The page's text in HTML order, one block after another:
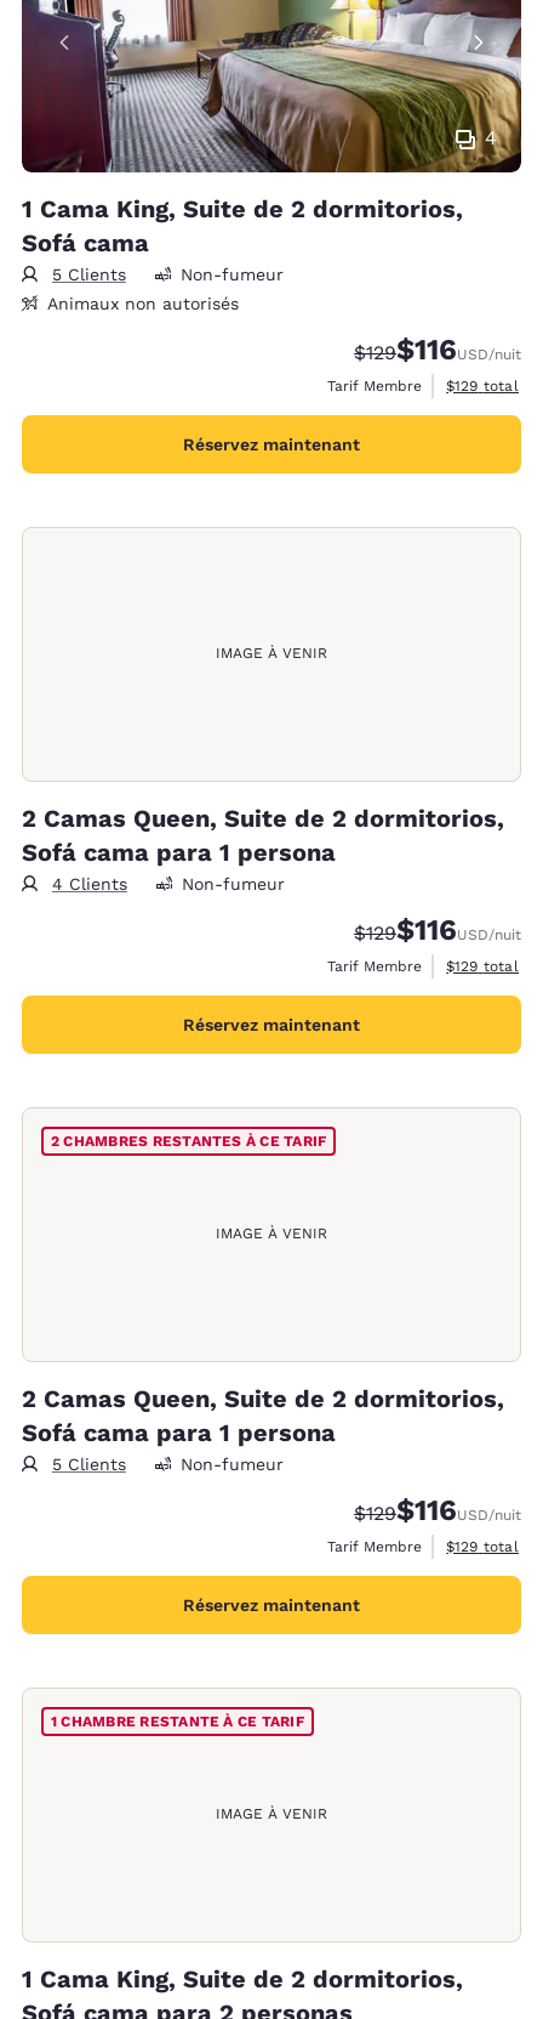
4
1 Cama King, Suite de 2 dormitorios,
Sofá cama
5 Clients
Non-fumeur
Animaux non autorisés
Tarif barré :
$129Tarif réduit :
$116USD/nuit
Tarif Membre
Afficher les
$129 total
Réservez maintenant
IMAGE À VENIR
2 Camas Queen, Suite de 2 dormitorios,
Sofá cama para 1 persona
4 Clients Non-fumeur
Tarif barré :
$129Tarif réduit :
$116USD/nuit
Tarif Membre
Afficher les
$129 total
Réservez maintenant
IMAGE À VENIR
2 CHAMBRES RESTANTES À CE TARIF
2 Camas Queen, Suite de 2 dormitorios,
Sofá cama para 1 persona
5 Clients Non-fumeur
Tarif barré :
$129Tarif réduit :
$116USD/nuit
Tarif Membre
Afficher les
$129 total
Réservez maintenant
IMAGE À VENIR
1 CHAMBRE RESTANTE À CE TARIF
1 Cama King, Suite de 2 dormitorios,
Sofá cama para 2 personas